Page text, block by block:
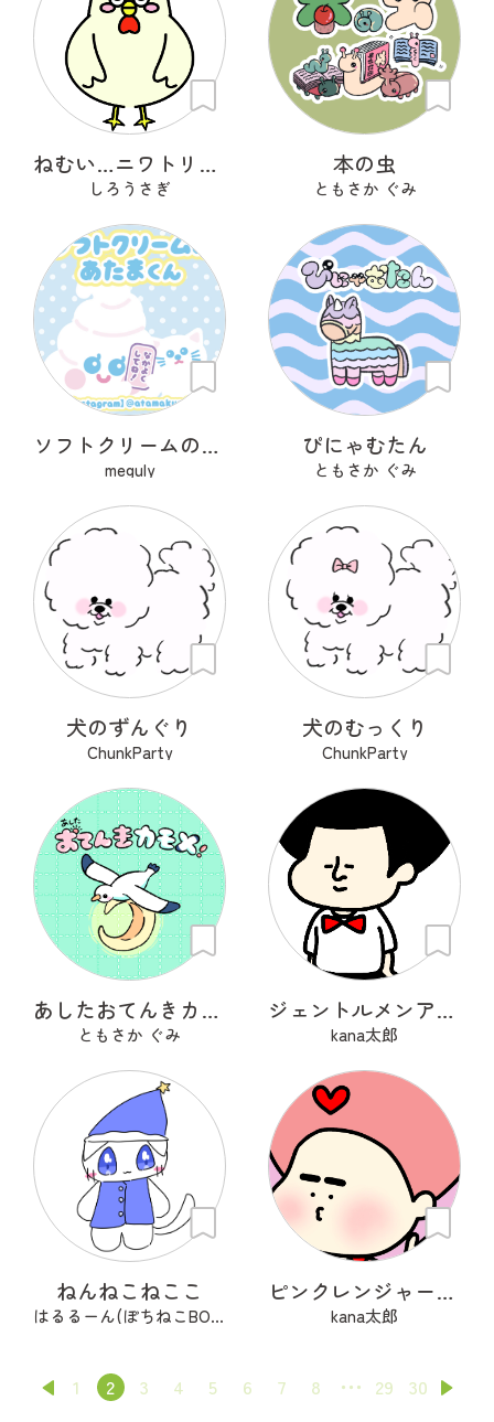
ねむい…ニワトリさん
しろうさぎ
本の虫
ともさか ぐみ
ソフトクリームのあたまくん
meguly
ぴにゃむたん
ともさか ぐみ
犬のずんぐり
ChunkParty
犬のむっくり
ChunkParty
あしたおてんきカモメ
ともさか ぐみ
ジェントルメンアフロ🦱
kana太郎
ねんねこねここ
はるるーん(ぽちねこBOOKS)
ピンクレンジャーアフロ🩷
kana太郎
1 2 3 4 5 6 7 8 29 30